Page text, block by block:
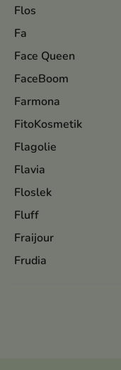
Flos
Fa
Face Queen
FaceBoom
Farmona
FitoKosmetik
Flagolie
Flavia
Floslek
Fluff
Fraijour
Frudia